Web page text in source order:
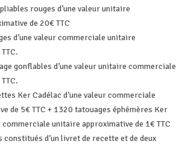
rouges d’une valeur unitaire
de 20€ TTC
d’une valeur commerciale unitaire
gonflables d’une valeur unitaire commerciale
Ker Cadélac d’une valeur commerciale
de 5€ TTC + 1320 tatouages éphémères Ker
commerciale unitaire approximative de 1€ TTC
d’un livret de recette et de deux